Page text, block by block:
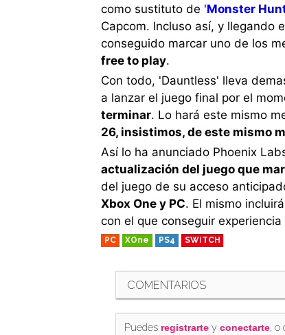
como sustituto de 'Monster
Capcom. Incluso así, y llegando
conseguido marcar uno de los
free to play.
Con todo, 'Dauntless' lleva
a lanzar el juego final por el
terminar. Lo hará este mismo
26, insistimos, de este mismo
Así lo ha anunciado Phoenix
actualización del juego que
del juego de su acceso
Xbox One y PC. El mismo
con el que conseguir
PC XOne PS4 SWITCH
COMENTARIOS
Puedes registrartey conectarte, o